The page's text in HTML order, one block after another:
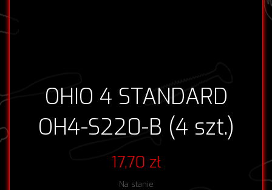
OHIO 4 STANDARD
OH4-S220-B (4 szt.)
17,70 zł
Na stanie